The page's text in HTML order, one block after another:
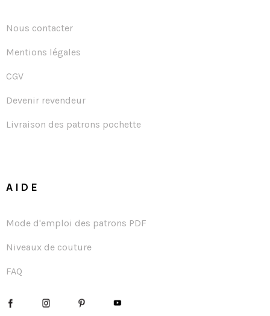
Nous contacter
Mentions légales
CGV
Devenir revendeur
Livraison des patrons pochette
AIDE
Mode d'emploi des patrons PDF
Niveaux de couture
FAQ